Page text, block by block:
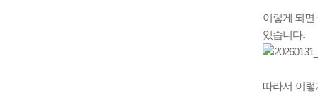
이렇게 되면
있습니다.
따라서 이렇